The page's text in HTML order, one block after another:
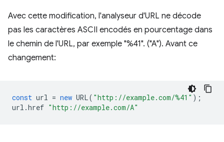
Avec cette modification, l'analyseur d'URL ne décode
pas les caractères ASCII encodés en pourcentage dans
le chemin de l'URL, par exemple "%41". ("A"). Avant ce
changement:
const url = new URL( "http://example.com/%41" );
url .href "http://example.com/A"